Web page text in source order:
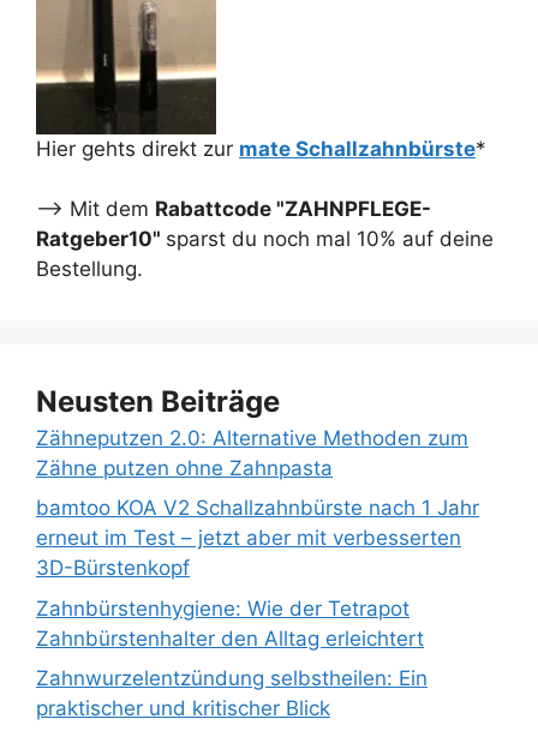
Hier gehts direkt zur mate Schallzahnbürste*
--> Mit dem Rabattcode "ZAHNPFLEGE-
Ratgeber10" sparst du noch mal 10% auf deine
Bestellung.
Neusten Beiträge
Zähneputzen 2.0: Alternative Methoden zum
Zähne putzen ohne Zahnpasta
bamtoo KOA V2 Schallzahnbürste nach 1 Jahr
erneut im Test – jetzt aber mit verbesserten
3D-Bürstenkopf
Zahnbürstenhygiene: Wie der Tetrapot
Zahnbürstenhalter den Alltag erleichtert
Zahnwurzelentzündung selbstheilen: Ein
praktischer und kritischer Blick